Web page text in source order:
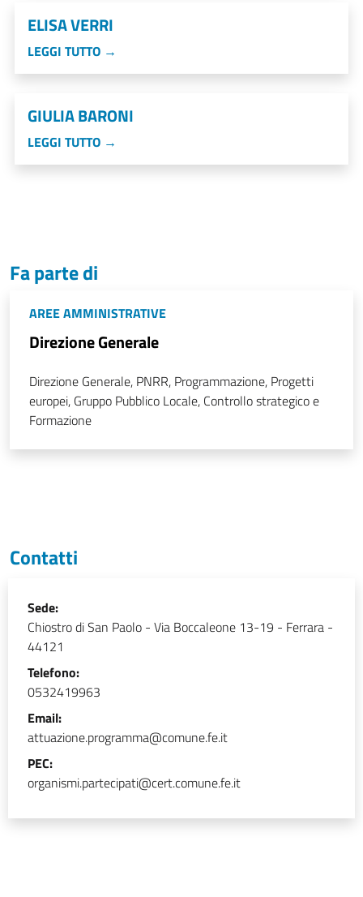
ELISA VERRI
LEGGI TUTTO →
GIULIA BARONI
LEGGI TUTTO →
Fa parte di
AREE AMMINISTRATIVE
Direzione Generale
Direzione Generale, PNRR, Programmazione, Progetti
europei, Gruppo Pubblico Locale, Controllo strategico e
Formazione
Contatti
Sede:
Chiostro di San Paolo - Via Boccaleone 13-19 - Ferrara -
44121
Telefono:
0532419963
Email:
attuazione.programma@comune.fe.it
PEC:
organismi.partecipati@cert.comune.fe.it